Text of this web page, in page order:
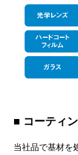
■ コーティ
当社品で基材を